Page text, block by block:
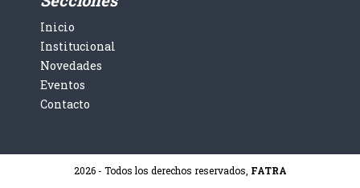
Inicio
Institucional
Novedades
Eventos
Contacto
2026 - Todos los derechos reservados, FATRA